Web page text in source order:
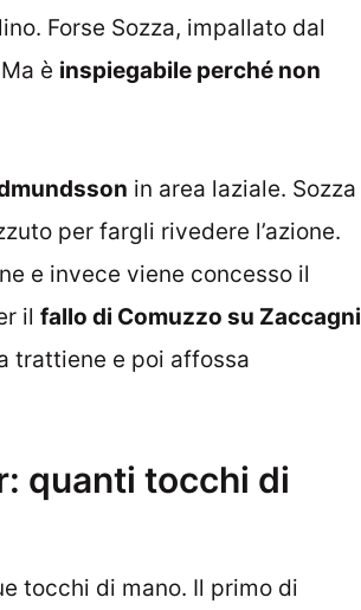
Forse Sozza, impallato dal
è inspiegabile perché non
in area laziale. Sozza
per fargli rivedere l’azione.
e invece viene concesso il
il fallo di Comuzzo su Zaccagni
trattiene e poi affossa
quanti tocchi di
tocchi di mano. Il primo di